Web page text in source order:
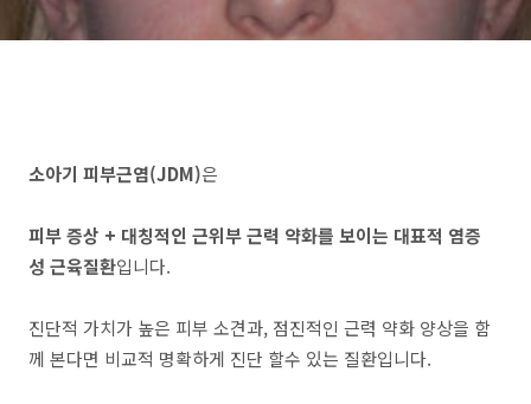
rash Gottron papules
소아기 피부근염(JDM)은
피부 증상 + 대칭적인 근위부 근력 약화를 보이는 대표적 염증
성 근육질환입니다.
진단적 가치가 높은 피부 소견과, 점진적인 근력 약화 양상을 함
께 본다면 비교적 명확하게 진단 할수 있는 질환입니다.